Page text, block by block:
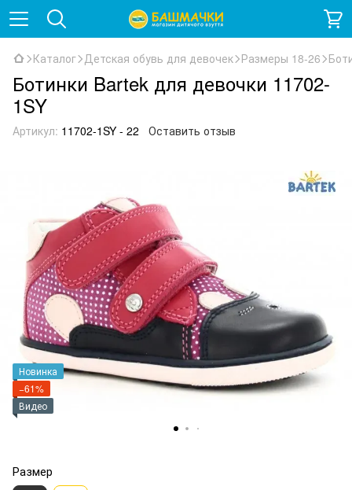
Каталог Детская обувь для девочек Размеры 18-26
Ботинки Bartek для девочки 11702-
1SY
Артикул: 11702-1SY - 22 Оставить отзыв
Новинка
−61%
Видео
Размер